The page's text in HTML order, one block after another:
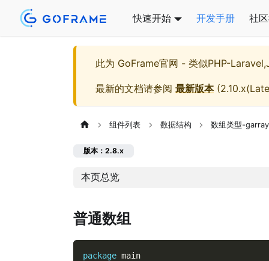
快速开始 开发手册 社
此为 GoFrame官网 - 类似PHP-
最新的文档请参阅 最新版本(
组件列表 数据结构 数组类型-garray
版本：2.8.x
本页总览
普通数组
package main